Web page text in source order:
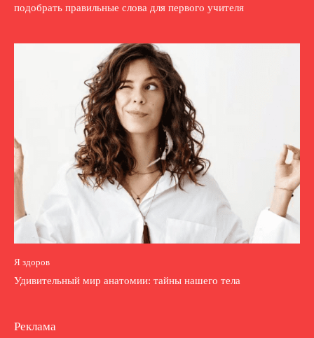
подобрать правильные слова для первого учителя
Я здоров
Удивительный мир анатомии: тайны нашего тела
Реклама